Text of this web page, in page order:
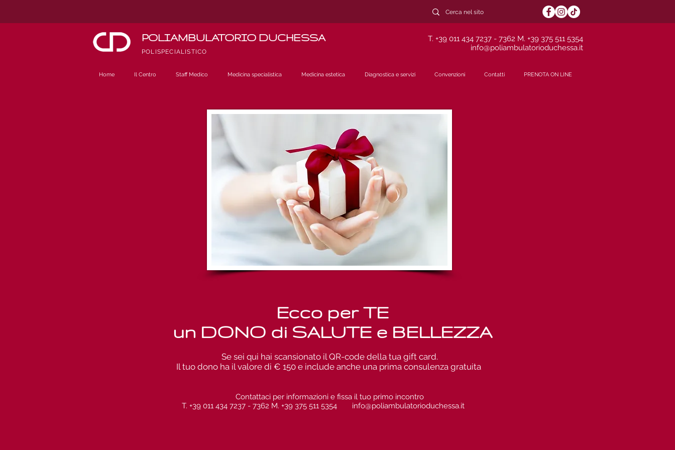
POLIAMBULATORIO DUCHESSA
POLISPECIALISTICO
T. +39 011 434 7237 - 7362 M. +39 375 511 5354
info@poliambulatorioduchessa.it
Home Il Centro Staff Medico Medicina specialistica Medicina estetica Diagnostica e servizi Convenzioni Contatti PRENOTA ON LINE
Ecco per TE
un DONO di SALUTE e BELLEZZA
Se sei qui hai scansionato il QR-code della tua gift card.
Il tuo dono ha il valore di € 150 e include anche una prima consulenza gratuita
Contattaci per informazioni e fissa il tuo primo incontro
T. +39 011 434 7237 - 7362 M. +39 375 511 5354 info@poliambulatorioduchessa.it